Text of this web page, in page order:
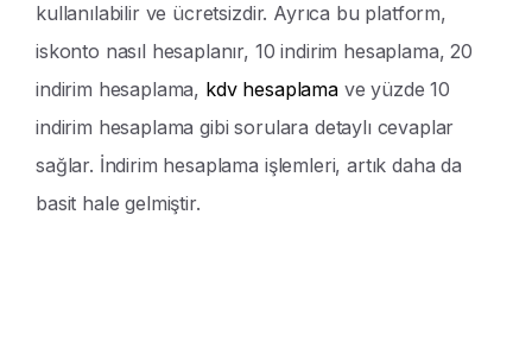
kullanılabilir ve ücretsizdir. Ayrıca bu platform,
iskonto nasıl hesaplanır, 10 indirim hesaplama, 20
indirim hesaplama, kdv hesaplamave yüzde 10
indirim hesaplama gibi sorulara detaylı cevaplar
sağlar. İndirim hesaplama işlemleri, artık daha da
basit hale gelmiştir.